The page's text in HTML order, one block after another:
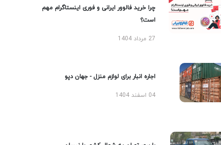
چرا خرید فالوور ایرانی و فوری اینستاگرام مهم
است؟
27 مرداد 1404
اجاره انبار برای لوازم منزل - جهان دپو
04 اسفند 1404